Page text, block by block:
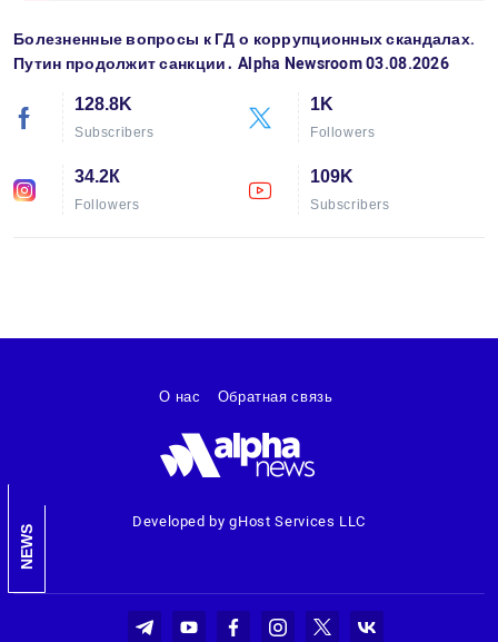
Болезненные вопросы к ГД о коррупционных скандалах.
Путин продолжит санкции․ Alpha Newsroom 03.08.2026
128.8K
Subscribers
1K
Followers
34.2К
Followers
109K
Subscribers
NEWS
Developed by gHost Services LLC
О нас Обратная связь